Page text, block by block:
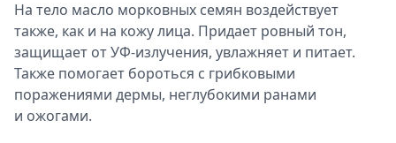
На тело масло морковных семян воздействует
также, как и на кожу лица. Придает ровный тон,
защищает от УФ-излучения, увлажняет и питает.
Также помогает бороться с грибковыми
поражениями дермы, неглубокими ранами
и ожогами.